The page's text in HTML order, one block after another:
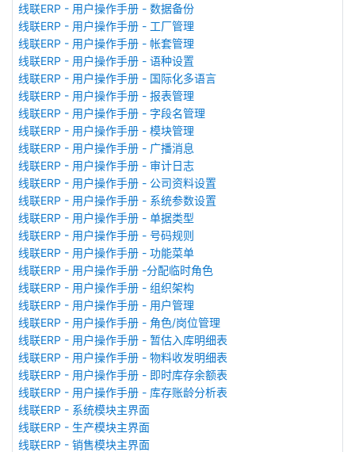
线联ERP - 用户操作手册 - 数据备份
线联ERP - 用户操作手册 - 工厂管理
线联ERP - 用户操作手册 - 帐套管理
线联ERP - 用户操作手册 - 语种设置
线联ERP - 用户操作手册 - 国际化多语言
线联ERP - 用户操作手册 - 报表管理
线联ERP - 用户操作手册 - 字段名管理
线联ERP - 用户操作手册 - 模块管理
线联ERP - 用户操作手册 - 广播消息
线联ERP - 用户操作手册 - 审计日志
线联ERP - 用户操作手册 - 公司资料设置
线联ERP - 用户操作手册 - 系统参数设置
线联ERP - 用户操作手册 - 单据类型
线联ERP - 用户操作手册 - 号码规则
线联ERP - 用户操作手册 - 功能菜单
线联ERP - 用户操作手册 -分配临时角色
线联ERP - 用户操作手册 - 组织架构
线联ERP - 用户操作手册 - 用户管理
线联ERP - 用户操作手册 - 角色/岗位管理
线联ERP - 用户操作手册 - 暂估入库明细表
线联ERP - 用户操作手册 - 物料收发明细表
线联ERP - 用户操作手册 - 即时库存余额表
线联ERP - 用户操作手册 - 库存账龄分析表
线联ERP - 系统模块主界面
线联ERP - 生产模块主界面
线联ERP - 销售模块主界面